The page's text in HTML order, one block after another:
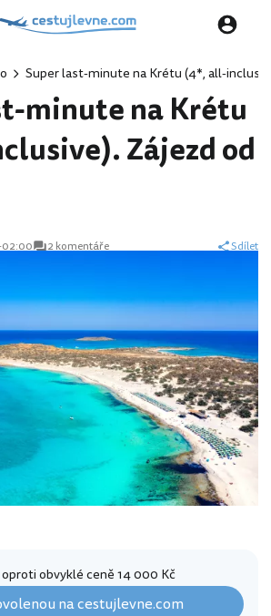
Super last-minute na Krétu (4*, all-
minute na Krétu
Zájezd od
2 komentáře Sdílet
oproti obvyklé ceně 14 000 Kč
na cestujlevne.com